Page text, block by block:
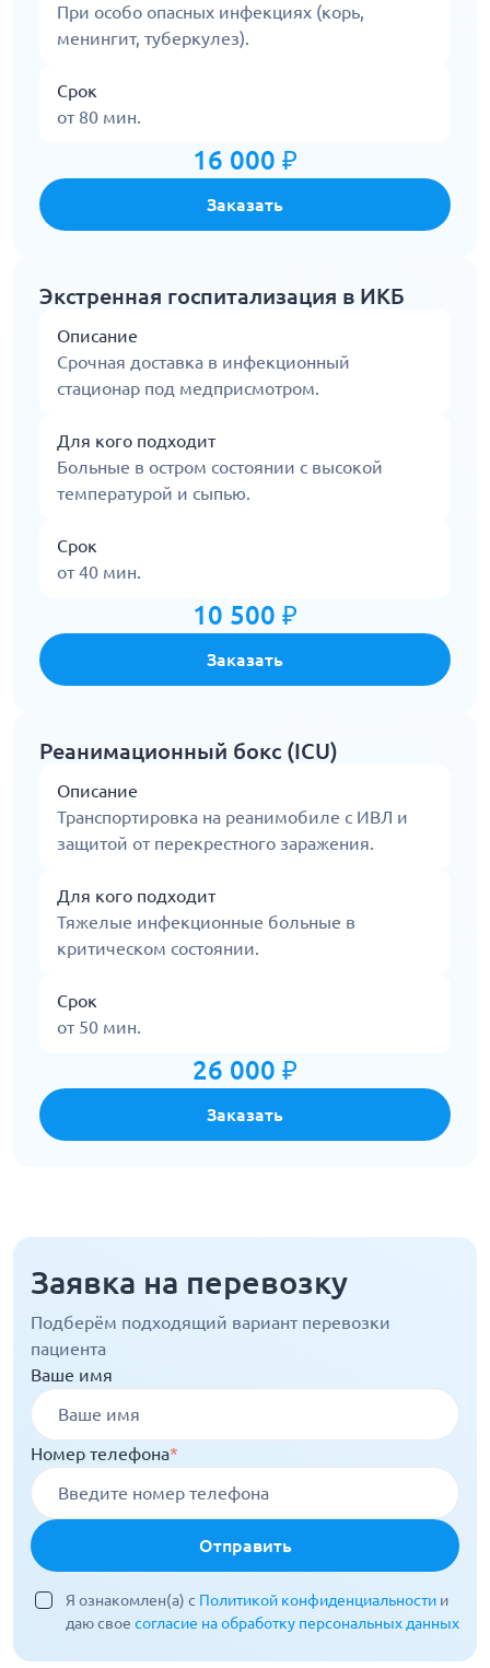
При особо опасных инфекциях (корь,
менингит, туберкулез).
Срок
от 80 мин.
16 000 ₽
Заказать
Экстренная госпитализация в ИКБ
Описание
Срочная доставка в инфекционный
стационар под медприсмотром.
Для кого подходит
Больные в остром состоянии с высокой
температурой и сыпью.
Срок
от 40 мин.
10 500 ₽
Заказать
Реанимационный бокс (ICU)
Описание
Транспортировка на реанимобиле с ИВЛ и
защитой от перекрестного заражения.
Для кого подходит
Тяжелые инфекционные больные в
критическом состоянии.
Срок
от 50 мин.
26 000 ₽
Заказать
Заявка на перевозку
Подберём подходящий вариант перевозки
пациента
Ваше имя
Номер телефона*
Отправить
Я ознакомлен(а) с Политикой конфиденциальности и
даю свое согласие на обработку персональных данных